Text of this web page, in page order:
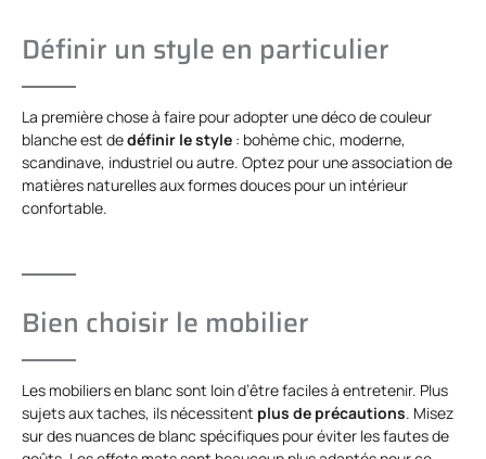
Définir un style en particulier
La première chose à faire pour adopter une déco de couleur
blanche est dedéfinir le style : bohème chic, moderne,
scandinave, industriel ou autre. Optez pour une association de
matières naturelles aux formes douces pour un intérieur
confortable.
Bien choisir le mobilier
Les mobiliers en blanc sont loin d’être faciles à entretenir. Plus
sujets aux taches, ils nécessitent plus de précautions. Misez
sur des nuances de blanc spécifiques pour éviter les fautes de